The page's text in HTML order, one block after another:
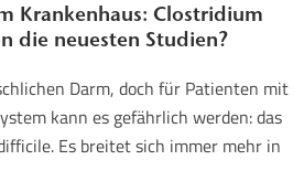
Krankenhaus: Clostridium
die neuesten Studien?
Darm, doch für Patienten mit
kann es gefährlich werden: das
Es breitet sich immer mehr in